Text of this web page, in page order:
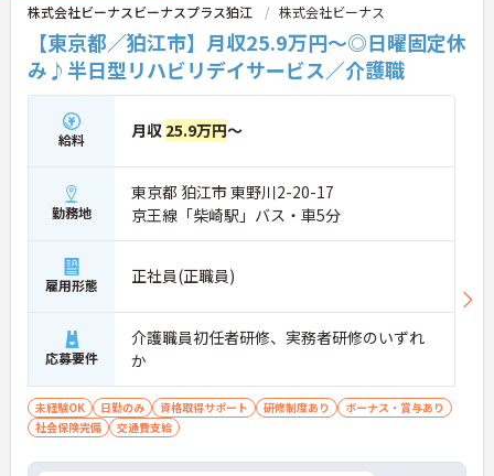
株式会社ビーナスビーナスプラス狛江 株式会社ビーナス
【東京都／狛江市】月収25.9万円～◎日曜固定休
み♪半日型リハビリデイサービス／介護職
給料 月収 25.9万円～
勤務地
東京都 狛江市 東野川2-20-17
京王線「柴崎駅」バス・車5分
雇用形態 正社員(正職員)
応募要件
介護職員初任者研修、実務者研修のいずれ
か
未経験OK 日勤のみ 資格取得サポート 研修制度あり
ボーナス・賞与あり
社会保険完備
交通費支給